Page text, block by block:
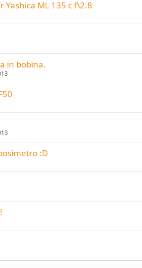
ML 135 c f\2.8
in bobina.
:D